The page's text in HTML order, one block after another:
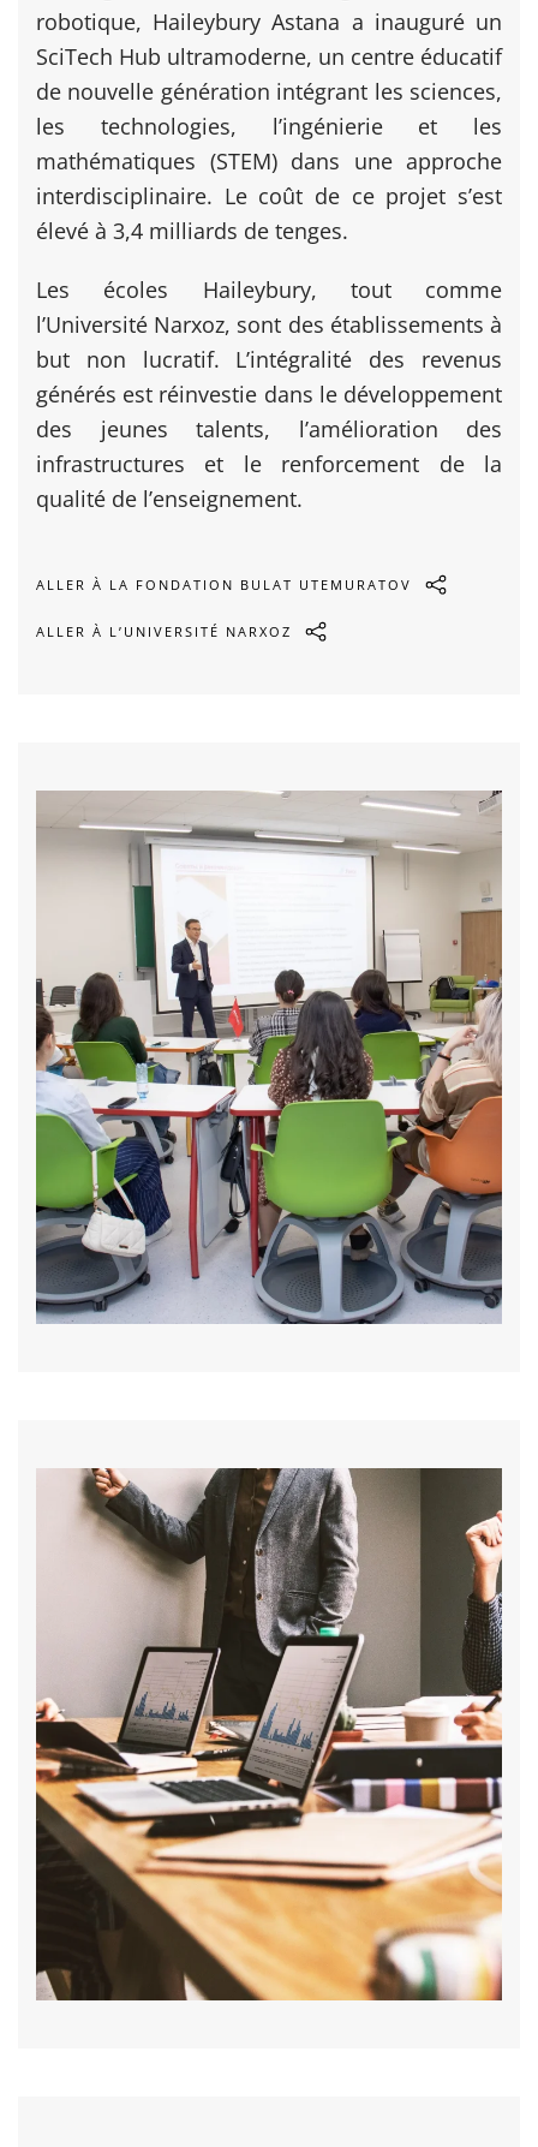
robotique, Haileybury Astana a inauguré un
SciTech Hub ultramoderne, un centre éducatif
de nouvelle génération intégrant les sciences,
les technologies, l’ingénierie et les
mathématiques (STEM) dans une approche
interdisciplinaire. Le coût de ce projet s’est
élevé à 3,4 milliards de tenges.
Les écoles Haileybury, tout comme
l’Université Narxoz, sont des établissements à
but non lucratif. L’intégralité des revenus
générés est réinvestie dans le développement
des jeunes talents, l’amélioration des
infrastructures et le renforcement de la
qualité de l’enseignement.
ALLER À LA FONDATION BULAT UTEMURATOV
ALLER À L’UNIVERSITÉ NARXOZ